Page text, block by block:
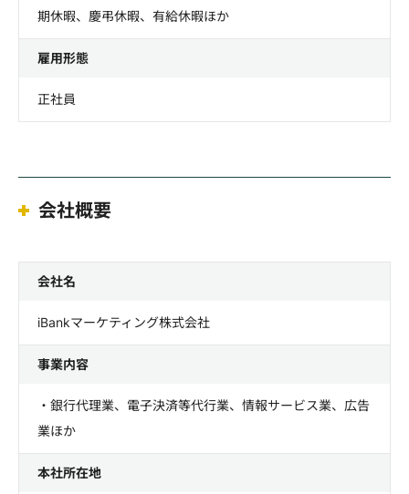
期休暇、慶弔休暇、有給休暇ほか
雇用形態
正社員
会社概要
会社名
iBankマーケティング株式会社
事業内容
・銀行代理業、電子決済等代行業、情報サービス業、広告
業ほか
本社所在地